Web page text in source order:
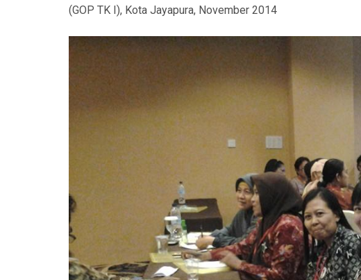
(GOP TK I), Kota Jayapura, November 2014